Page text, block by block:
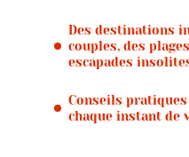
Des destinations
couples, des
escapades
Conseils
chaque instant de